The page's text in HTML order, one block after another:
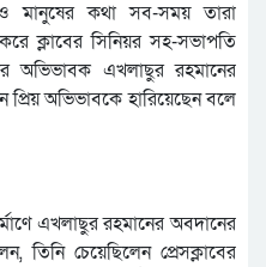
ও মানুষের কথা সব-সময় তারা
ক্লাবের সিনিয়র সহ-সভাপতি
অভিভাবক এখলাছুর রহমানের
অভিভাবকে হারিয়েছেন বলে
এখলাছুর রহমানের অবদানের
চেয়েছিলেন প্রেসক্লাবের